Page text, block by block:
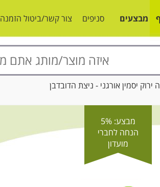
מבצעים סניפים צור קשר/ביטול הזמנה
יסמין אורגני - ניצת הדובדבן
מבצע: 5%
הנחה לחברי
מועדון